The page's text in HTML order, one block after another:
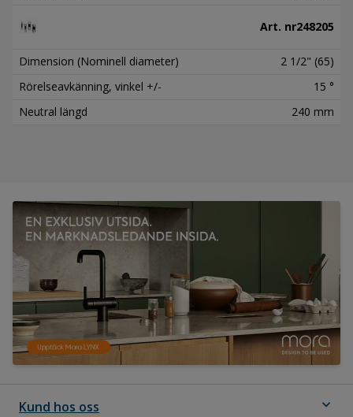
Art. nr248205
Dimension (Nominell diameter)
2 1/2" (65)
Rörelseavkänning, vinkel +/-
15 °
Neutral längd
240 mm
Kund hos oss expand_more